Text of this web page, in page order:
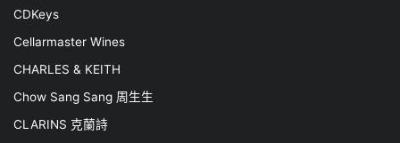
CDKeys
Cellarmaster Wines
CHARLES & KEITH
Chow Sang Sang 周生生
CLARINS 克蘭詩